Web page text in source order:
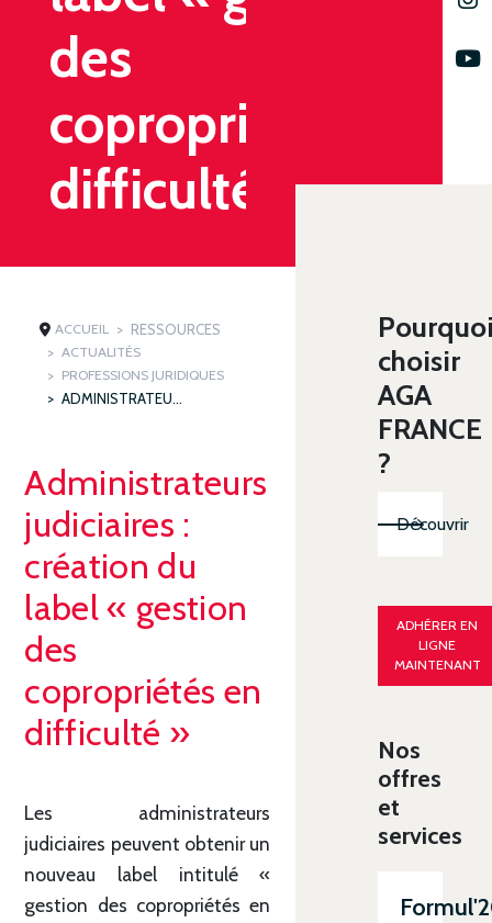
des
copropriétés en
difficulté »
ACCUEIL RESSOURCES
ACTUALITÉS
PROFESSIONS JURIDIQUES
ADMINISTRATEURS JUDICIAIRES : CRÉATION DU LABEL « GESTION DES COPROPRIÉTÉS EN DIFFICULTÉ »
Administrateurs
judiciaires :
création du
label « gestion
des
copropriétés en
difficulté »
Les administrateurs
judiciaires peuvent obtenir un
nouveau label intitulé «
gestion des copropriétés en
choisir
AGA
FRANCE
?
Découvrir
ADHÉRER EN
LIGNE
MAINTENANT
Nos
offres
et
services